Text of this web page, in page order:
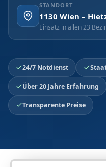
STANDORT
1130 Wien –
Einsatz in allen 23
24/7 Notdienst
Über 20 Jahre Erfahrung
Transparente Preise